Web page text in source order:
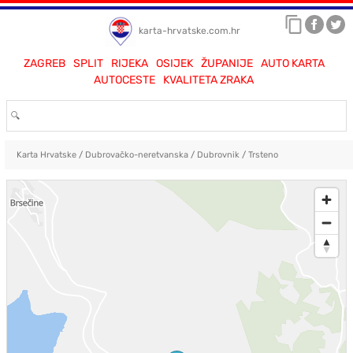
karta-hrvatske.com.hr
ZAGREB SPLIT RIJEKA OSIJEK ŽUPANIJE
AUTO KARTA
AUTOCESTE
KVALITETA ZRAKA
Karta Hrvatske/ Dubrovačko-neretvanska/ Dubrovnik / Trsteno